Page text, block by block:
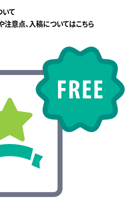
いて
意点、入稿についてはこちら